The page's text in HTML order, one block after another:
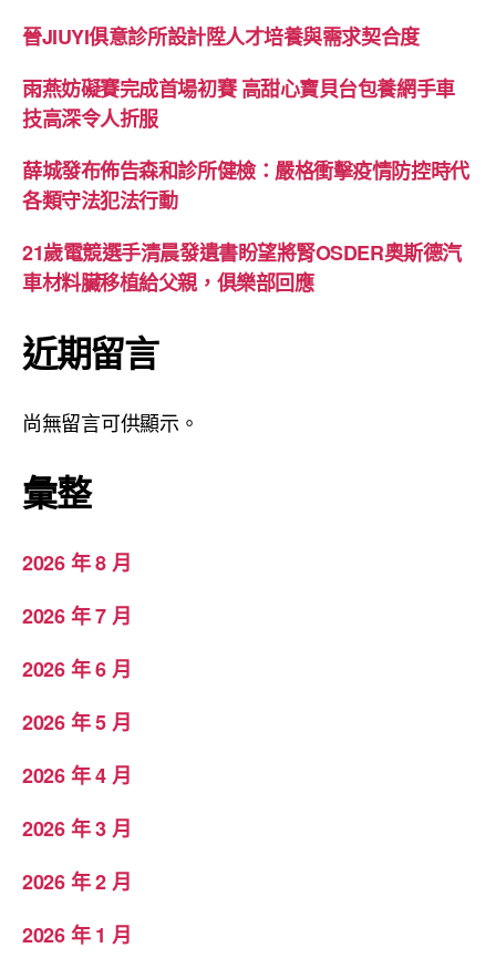
晉JIUYI俱意診所設計陞人才培養與需求契合度
雨燕妨礙賽完成首場初賽 高甜心寶貝台包養網手車
技高深令人折服
薛城發布佈告森和診所健檢：嚴格衝擊疫情防控時代
各類守法犯法行動
21歲電競選手清晨發遺書盼望將腎OSDER奧斯德汽
車材料臟移植給父親，俱樂部回應
近期留言
尚無留言可供顯示。
彙整
2026 年 8 月
2026 年 7 月
2026 年 6 月
2026 年 5 月
2026 年 4 月
2026 年 3 月
2026 年 2 月
2026 年 1 月